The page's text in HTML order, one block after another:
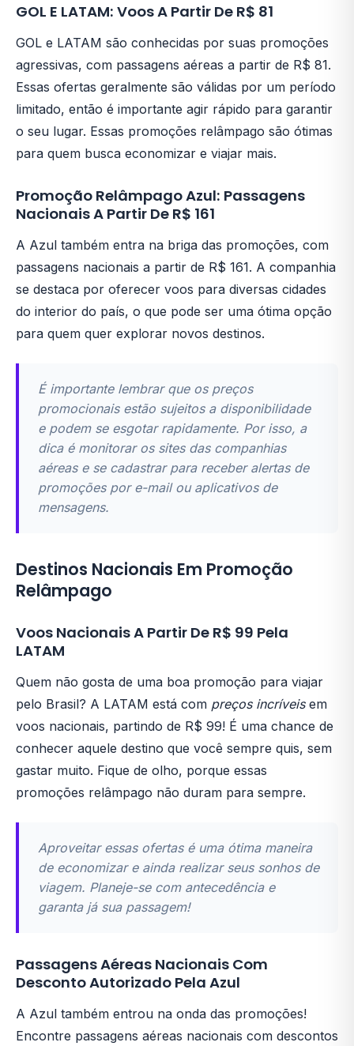
GOL E LATAM: Voos A Partir De R$ 81
GOL e LATAM são conhecidas por suas promoções
agressivas, com passagens aéreas a partir de R$ 81.
Essas ofertas geralmente são válidas por um período
limitado, então é importante agir rápido para garantir
o seu lugar. Essas promoções relâmpago são ótimas
para quem busca economizar e viajar mais.
Promoção Relâmpago Azul: Passagens
Nacionais A Partir De R$ 161
A Azul também entra na briga das promoções, com
passagens nacionais a partir de R$ 161. A companhia
se destaca por oferecer voos para diversas cidades
do interior do país, o que pode ser uma ótima opção
para quem quer explorar novos destinos.
É importante lembrar que os preços
promocionais estão sujeitos a disponibilidade
e podem se esgotar rapidamente. Por isso, a
dica é monitorar os sites das companhias
aéreas e se cadastrar para receber alertas de
promoções por e-mail ou aplicativos de
mensagens.
Destinos Nacionais Em Promoção
Relâmpago
Voos Nacionais A Partir De R$ 99 Pela
LATAM
Quem não gosta de uma boa promoção para viajar
pelo Brasil? A LATAM está com preços incríveisem
voos nacionais, partindo de R$ 99! É uma chance de
conhecer aquele destino que você sempre quis, sem
gastar muito. Fique de olho, porque essas
promoções relâmpago não duram para sempre.
Aproveitar essas ofertas é uma ótima maneira
de economizar e ainda realizar seus sonhos de
viagem. Planeje-se com antecedência e
garanta já sua passagem!
Passagens Aéreas Nacionais Com
Desconto Autorizado Pela Azul
A Azul também entrou na onda das promoções!
Encontre passagens aéreas nacionais com descontos